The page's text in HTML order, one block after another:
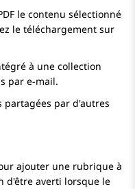
le contenu sélectionné
le téléchargement sur
à une collection
par e-mail.
partagées par d'autres
ajouter une rubrique à
d'être averti lorsque le